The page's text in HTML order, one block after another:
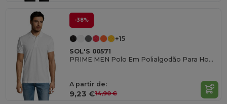
-38%
+15
SOL'S 00571
PRIME MEN Polo Em Polialgodão Para Homem
A partir de:
9,23 €14,90 €